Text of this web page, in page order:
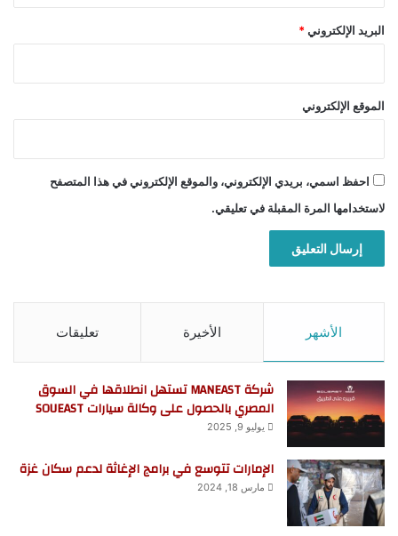
البريد الإلكتروني *
الموقع الإلكتروني
احفظ اسمي، بريدي الإلكتروني، والموقع الإلكتروني في هذا المتصفح
لاستخدامها المرة المقبلة في تعليقي.
الأشهر الأخيرة تعليقات
شركة MANEAST تستهل انطلاقها في السوق
المصري بالحصول على وكالة سيارات SOUEAST
يوليو 9, 2025
الإمارات تتوسع في برامج الإغاثة لدعم سكان غزة
مارس 18, 2024